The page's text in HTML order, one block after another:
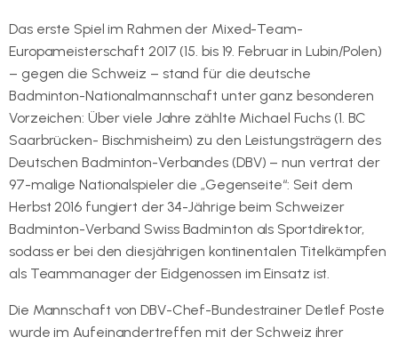
Das erste Spiel im Rahmen der Mixed-Team-
Europameisterschaft 2017 (15. bis 19. Februar in Lubin/Polen)
– gegen die Schweiz – stand für die deutsche
Badminton-Nationalmannschaft unter ganz besonderen
Vorzeichen: Über viele Jahre zählte Michael Fuchs (1. BC
Saarbrücken- Bischmisheim) zu den Leistungsträgern des
Deutschen Badminton-Verbandes (DBV) – nun vertrat der
97-malige Nationalspieler die „Gegenseite“: Seit dem
Herbst 2016 fungiert der 34-Jährige beim Schweizer
Badminton-Verband Swiss Badminton als Sportdirektor,
sodass er bei den diesjährigen kontinentalen Titelkämpfen
als Teammanager der Eidgenossen im Einsatz ist.
Die Mannschaft von DBV-Chef-Bundestrainer Detlef Poste
wurde im Aufeinandertreffen mit der Schweiz ihrer